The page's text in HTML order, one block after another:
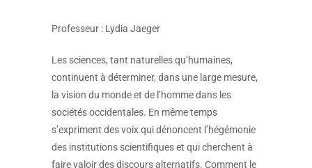
Professeur : Lydia Jaeger
Les sciences, tant naturelles qu’humaines,
continuent à déterminer, dans une large mesure,
la vision du monde et de l’homme dans les
sociétés occidentales. En même temps
s’expriment des voix qui dénoncent l’hégémonie
des institutions scientifiques et qui cherchent à
faire valoir des discours alternatifs. Comment le